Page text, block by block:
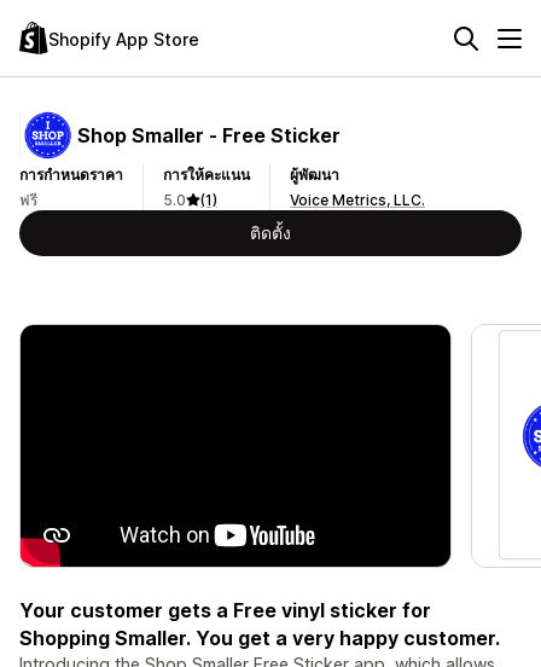
Shopify App Store
Shop Smaller ‑ Free Sticker
การกำหนดราคา
ฟรี
การให้คะแนน
5.0
(1)
ผู้พัฒนา
Voice Metrics, LLC.
ติดตั้ง
Your customer gets a Free vinyl sticker for
Shopping Smaller. You get a very happy customer.